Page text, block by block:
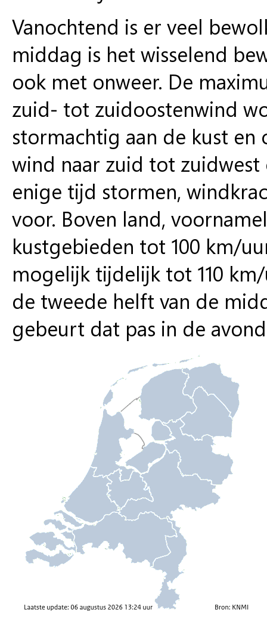
Vanochtend is er veel
middag is het wisselend
ook met onweer. De
zuid- tot zuidoostenwind
stormachtig aan de kust en
wind naar zuid tot
enige tijd stormen,
voor. Boven land,
kustgebieden tot 100 km/
mogelijk tijdelijk tot 110
de tweede helft van de
gebeurt dat pas in de